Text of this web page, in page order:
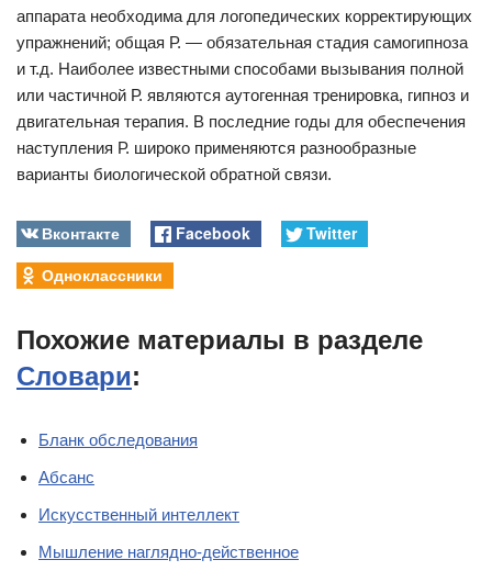
аппарата необходима для логопедических корректирующих
упражнений; общая Р. — обязательная стадия самогипноза
и т.д. Наиболее известными способами вызывания полной
или частичной Р. являются аутогенная тренировка, гипноз и
двигательная терапия. В последние годы для обеспечения
наступления Р. широко применяются разнообразные
варианты биологической обратной связи.
Вконтакте Facebook
Twitter
Одноклассники
Похожие материалы в разделе
Словари:
Бланк обследования
Абсанс
Искусственный интеллект
Мышление наглядно-действенное